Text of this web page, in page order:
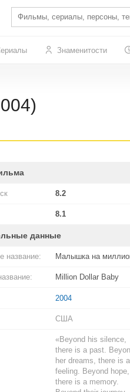
Знаменитости
8.2
8.1
данные
название: Малышка на
Million Dollar Baby
2004
США
«Beyond his silence,
there is a past.
her dreams, there is a
feeling. Beyond hope,
there is a memory.